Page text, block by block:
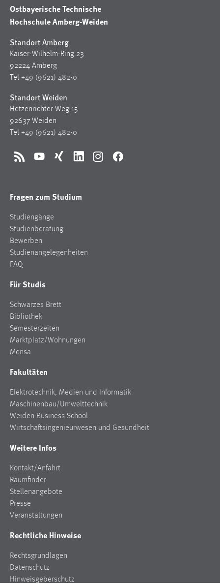
Ostbayerische Technische
Hochschule Amberg-Weiden
Standort Amberg
Kaiser-Wilhelm-Ring 23
92224 Amberg
Tel +49 (9621) 482-0
Standort Weiden
Hetzenrichter Weg 15
92637 Weiden
Tel +49 (9621) 482-0
RSS YouTubeXing LinkedInInstagramFacebook
Fragen zum Studium
Studiengänge
Studienberatung
Bewerben
Studienangelegenheiten
FAQ
Für Studis
Schwarzes Brett
Bibliothek
Semesterzeiten
Marktplatz/Wohnungen
Mensa
Fakultäten
Elektrotechnik, Medien und Informatik
Maschinenbau/Umwelttechnik
Weiden Business School
Wirtschaftsingenieurwesen und Gesundheit
Weitere Infos
Kontakt/Anfahrt
Raumfinder
Stellenangebote
Presse
Veranstaltungen
Rechtliche Hinweise
Rechtsgrundlagen
Datenschutz
Hinweisgeberschutz